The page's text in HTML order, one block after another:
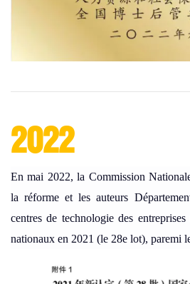
2022
En mai 2022, la Commission
la réforme et les auteurs
centres de technologie des
nationaux en 2021 (le 28e lot), paremi